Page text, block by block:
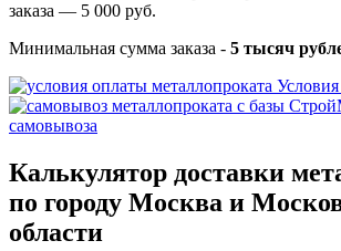
заказа — 5 000 руб.
Минимальная сумма заказа - 5 тысяч
самовывоза
Калькулятор доставки
по городу Москва и
области